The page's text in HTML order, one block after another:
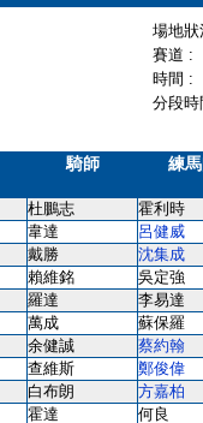
場地
賽道 :
時間 :
分段
騎師 練
杜鵬志 霍利時
韋達 呂健威
戴勝 沈集成
賴維銘 吳定強
羅達 李易達
萬成 蘇保羅
余健誠 蔡約翰
查維斯 鄭俊偉
白布朗 方嘉柏
霍達 何良